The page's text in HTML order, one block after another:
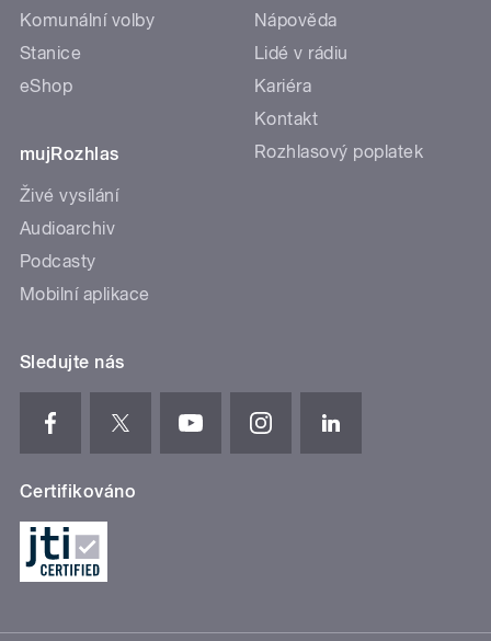
Komunální volby
Stanice
eShop
mujRozhlas
Živé vysílání
Audioarchiv
Podcasty
Mobilní aplikace
Nápověda
Lidé v rádiu
Kariéra
Kontakt
Rozhlasový poplatek
Sledujte nás
Certifikováno